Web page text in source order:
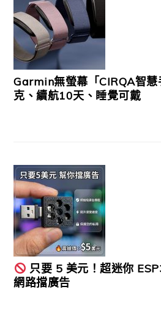
Garmin無螢幕「CIRQA智
克、續航10天、睡覺可戴
只要 5 美元！超迷你
網路擋廣告